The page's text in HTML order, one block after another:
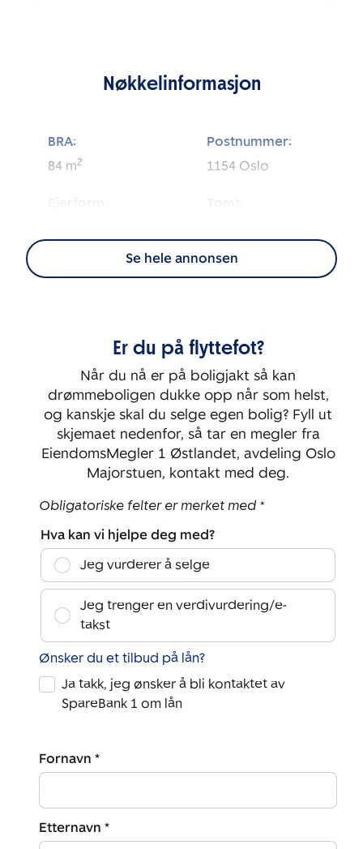
Nøkkelinformasjon
BRA:
84 m2
Postnummer:
1154 Oslo
Energimerking:
BRA-i:
2
Rom:
3
Soverom:
2
Se hele annonsen
Er du på flyttefot?
Når du nå er på boligjakt så kan
drømmeboligen dukke opp når som helst,
og kanskje skal du selge egen bolig? Fyll ut
skjemaet nedenfor, så tar en megler fra
EiendomsMegler 1 Østlandet, avdeling Oslo
Majorstuen, kontakt med deg.
Obligatoriske felter er merket med *
Hva kan vi hjelpe deg med?
Jeg vurderer å selge
Jeg trenger en verdivurdering/e-
takst
Ønsker du et tilbud på lån?
Ja takk, jeg ønsker å bli kontaktet av
SpareBank 1 om lån
Fornavn *
Etternavn *